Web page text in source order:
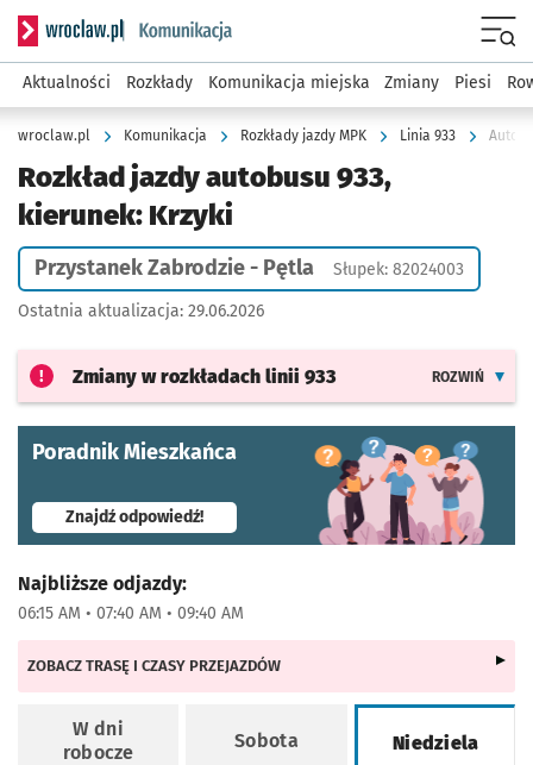
Serwis informacyjny wroclaw.pl podserwis: Komunikacja
Aktualności Rozkłady Komunikacja miejska Zmiany Piesi
wroclaw.pl Komunikacja Rozkłady jazdy MPK Linia 933
Rozkład jazdy autobusu 933,
kierunek: Krzyki
Przystanek Zabrodzie - Pętla Słupek: 82024003
Ostatnia aktualizacja: 29.06.2026
Zmiany w rozkładach linii 933 ROZWIŃ
Poradnik Mieszkańca
Znajdź odpowiedź!- otworzy się w nowej karcie
Najbliższe odjazdy:
06:15 AM • 07:40 AM • 09:40 AM
ZOBACZ TRASĘ I CZASY PRZEJAZDÓW
W dni
robocze
Sobota Niedziela